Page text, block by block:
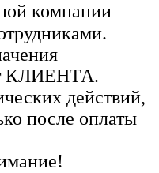
компании
КЛИЕНТА.
действий,
после оплаты